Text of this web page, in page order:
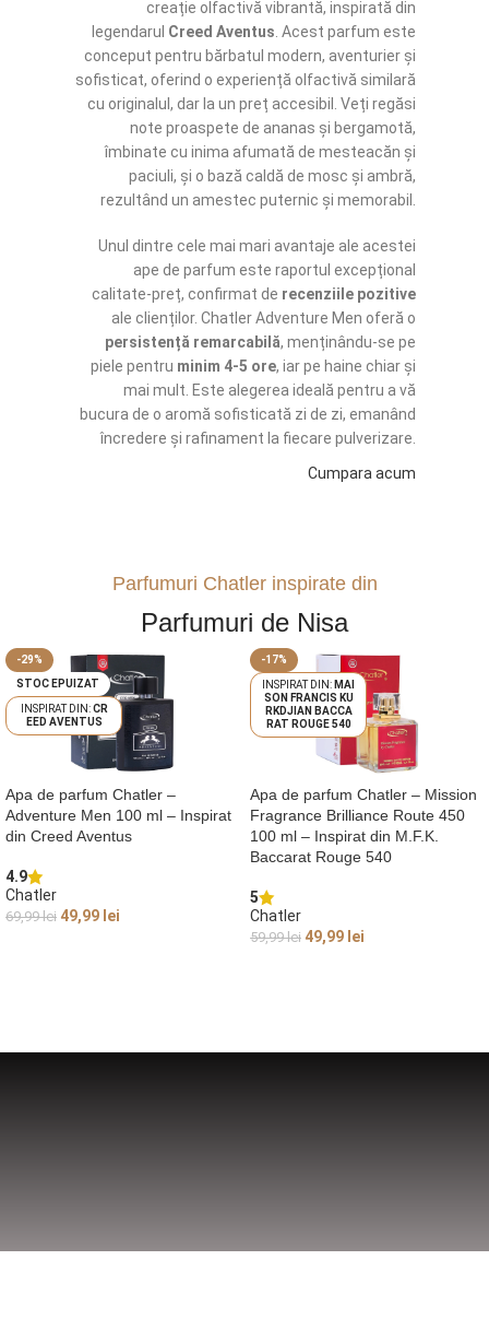
creație olfactivă vibrantă, inspirată din
legendarul Creed Aventus. Acest parfum este
conceput pentru bărbatul modern, aventurier și
sofisticat, oferind o experiență olfactivă similară
cu originalul, dar la un preț accesibil. Veți regăsi
note proaspete de ananas și bergamotă,
îmbinate cu inima afumată de mesteacăn și
paciuli, și o bază caldă de mosc și ambră,
rezultând un amestec puternic și memorabil.
Unul dintre cele mai mari avantaje ale acestei
ape de parfum este raportul excepțional
calitate-preț, confirmat de recenziile pozitive
ale clienților. Chatler Adventure Men oferă o
persistență remarcabilă, menținându-se pe
piele pentru minim 4-5 ore, iar pe haine chiar și
mai mult. Este alegerea ideală pentru a vă
bucura de o aromă sofisticată zi de zi, emanând
încredere și rafinament la fiecare pulverizare.
Cumpara acum
Parfumuri Chatler inspirate din
Parfumuri de Nisa
-29%
STOC EPUIZAT
CR
EED AVENTUS
Apa de parfum Chatler –
Adventure Men 100 ml – Inspirat
din Creed Aventus
4.9
Chatler
69,99lei 49,99 lei
-17%
MAI
SON FRANCIS KU
RKDJIAN BACCA
RAT ROUGE 540
Apa de parfum Chatler – Mission
Fragrance Brilliance Route 450
100 ml – Inspirat din M.F.K.
Baccarat Rouge 540
5
Chatler
59,99lei 49,99 lei